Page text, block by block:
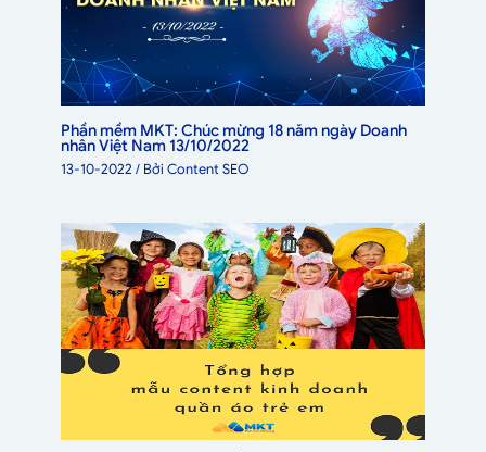
Phần mềm MKT: Chúc mừng 18 năm ngày Doanh
nhân Việt Nam 13/10/2022
13-10-2022/ BởiContent SEO